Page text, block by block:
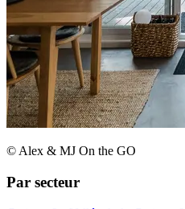
© Alex & MJ On the GO
Par secteur